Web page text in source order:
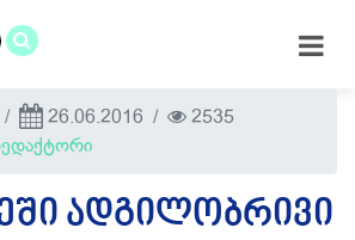
26.06.2016
2535
ᲐᲓᲒᲘᲚᲝᲑᲠᲘᲕᲘ